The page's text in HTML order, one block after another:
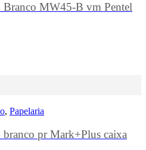
Branco MW45-B vm Pentel
, Papelaria
pr Mark+Plus caixa